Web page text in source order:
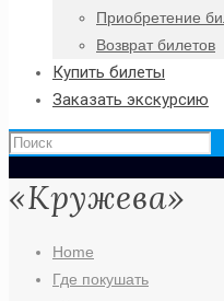
Приобретение
Возврат билетов
Купить билеты
Заказать экскурсию
«Кружева»
Home
Где покушать